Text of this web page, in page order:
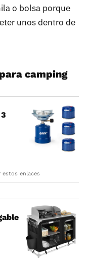
o bolsa porque
unos dentro de
camping
estos enlaces